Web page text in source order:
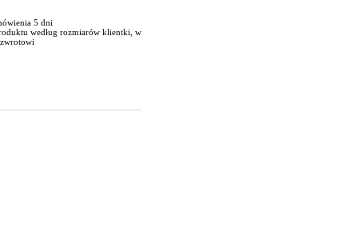
5 dni
według rozmiarów klientki, w